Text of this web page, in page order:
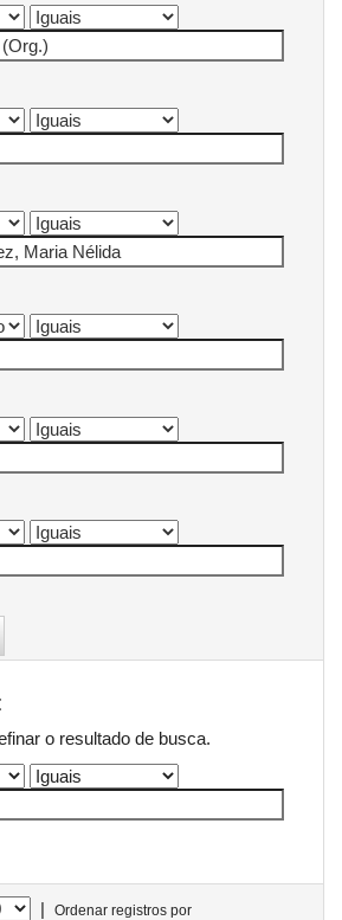
o resultado de busca.
|
Ordenar registros por